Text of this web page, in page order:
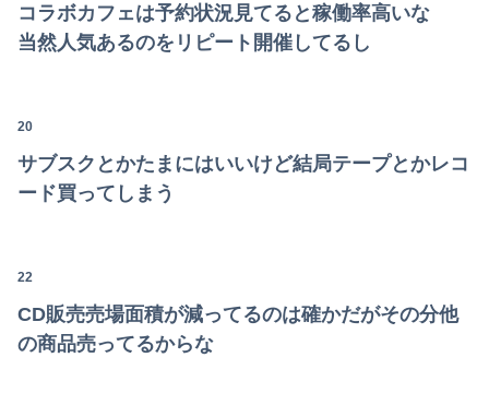
コラボカフェは予約状況見てると稼働率高いな
当然人気あるのをリピート開催してるし
20
サブスクとかたまにはいいけど結局テープとかレコ
ード買ってしまう
22
CD販売売場面積が減ってるのは確かだがその分他
の商品売ってるからな